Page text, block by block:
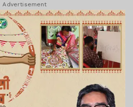
Advertisement